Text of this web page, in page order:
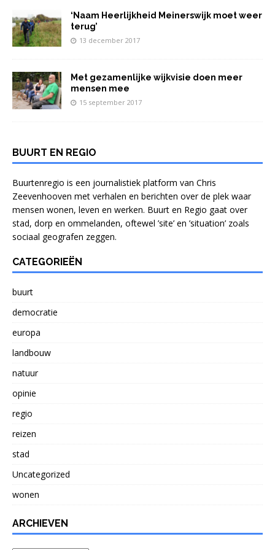
‘Naam Heerlijkheid Meinerswijk moet weer
terug’
13 december 2017
Met gezamenlijke wijkvisie doen meer
mensen mee
15 september 2017
BUURT EN REGIO
Buurtenregio is een journalistiek platform van Chris
Zeevenhooven met verhalen en berichten over de plek waar
mensen wonen, leven en werken. Buurt en Regio gaat over
stad, dorp en ommelanden, oftewel ’site’ en ’situation’ zoals
sociaal geografen zeggen.
CATEGORIEËN
buurt
democratie
europa
landbouw
natuur
opinie
regio
reizen
stad
Uncategorized
wonen
ARCHIEVEN